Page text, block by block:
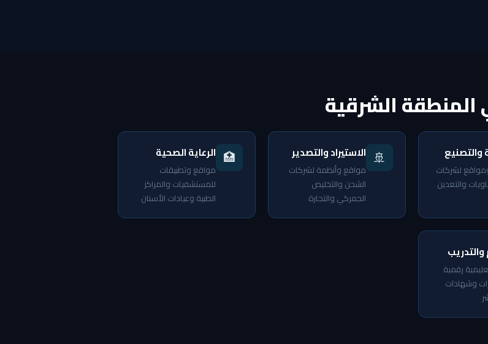
المنطقة الشرقية
والتصنيع
لشركات
والتعدين
🚢 الاستيراد والتصدير
مواقع وأنظمة لشركات
الشحن والتخليص
الجمركي والتجارة
🏥 الرعاية الصحية
مواقع وتطبيقات
للمستشفيات والمراكز
الطبية وعيادات الأسنان
والتدريب
رقمية
وشهادات